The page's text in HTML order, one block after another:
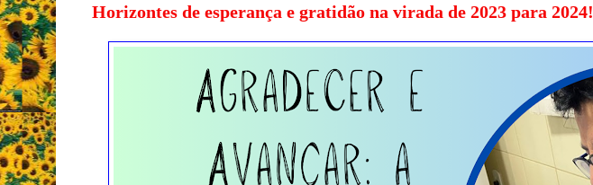
Horizontes de esperança e gratidão na virada de 2023 para 2024!